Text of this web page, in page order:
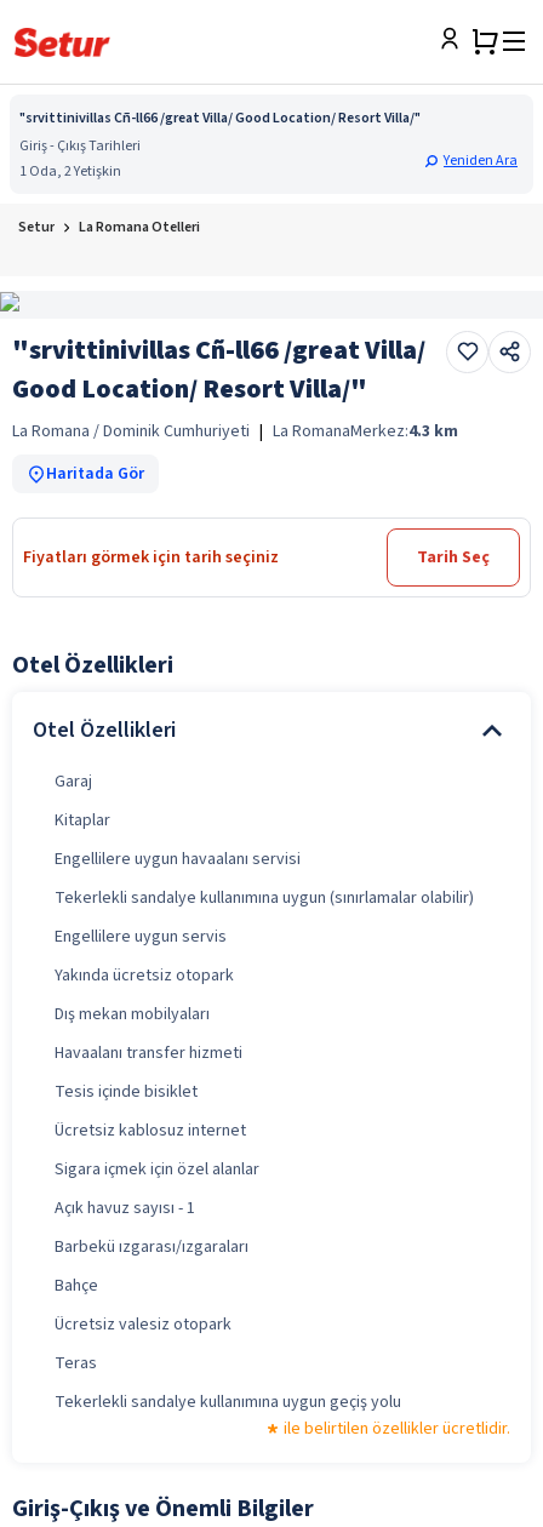
"srvittinivillas Cñ-ll66 /great Villa/ Good Location/ Resort Villa/"
Giriş - Çıkış Tarihleri
1 Oda, 2 Yetişkin
Yeniden Ara
Setur La Romana Otelleri
"srvittinivillas Cñ-ll66 /great Villa/
Good Location/ Resort Villa/"
La Romana / Dominik Cumhuriyeti | La RomanaMerkez:4.3 km
Haritada Gör
Fiyatları görmek için tarih seçiniz Tarih Seç
Otel Özellikleri
Otel Özellikleri
Garaj
Kitaplar
Engellilere uygun havaalanı servisi
Tekerlekli sandalye kullanımına uygun (sınırlamalar olabilir)
Engellilere uygun servis
Yakında ücretsiz otopark
Dış mekan mobilyaları
Havaalanı transfer hizmeti
Tesis içinde bisiklet
Ücretsiz kablosuz internet
Sigara içmek için özel alanlar
Açık havuz sayısı - 1
Barbekü ızgarası/ızgaraları
Bahçe
Ücretsiz valesiz otopark
Teras
Tekerlekli sandalye kullanımına uygun geçiş yolu
ile belirtilen özellikler ücretlidir.
Giriş-Çıkış ve Önemli Bilgiler